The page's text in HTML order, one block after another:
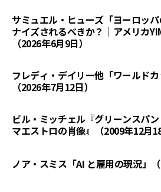
サミュエル・ヒューズ「ヨーロッ
ナイズされるべきか？｜アメリカ
（2026年6月9日）
フレディ・デイリー他「ワールドカ
（2026年7月12日）
ビル・ミッチェル『グリーンスパ
マエストロの肖像』（2009年12月18
ノア・スミス「AI と雇用の現況」（